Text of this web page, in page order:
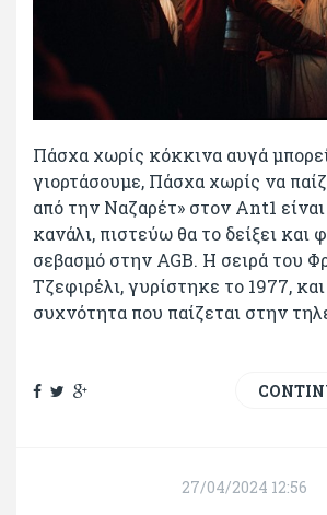
Πάσχα χωρίς κόκκινα αυγά
γιορτάσουμε, Πάσχα χωρίς να
από την Ναζαρέτ» στον Ant1
κανάλι, πιστεύω θα το δείξει και
σεβασμό στην AGB. Η σειρά του
Τζεφιρέλι, γυρίστηκε το 1977,
συχνότητα που παίζεται στην
27/04/2024 12:56